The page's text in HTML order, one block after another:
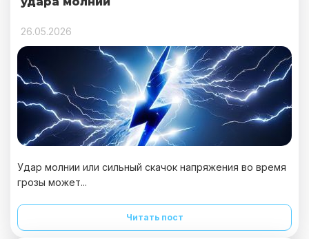
26.05.2026
Удар молнии или сильный скачок напряжения во время
грозы может...
Читать пост